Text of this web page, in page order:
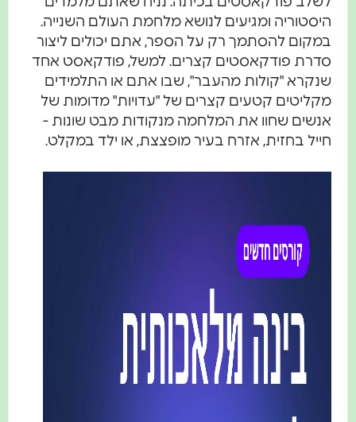
היסטוריה ומגיעים לנושא מלחמת העולם השנייה.
במקום להסתמך רק על הספר, אתם יכולים ליצור
סדרת פודקאסטים קצרים. למשל, פודקאסט אחד
שנקרא "קולות מהעבר", שבו אתם או התלמידים
מקליטים קטעים קצרים של "עדויות" מדומות של
אנשים שחוו את המלחמה מנקודות מבט שונות -
חייל בחזית, אזרח בעיר מופצצת, או ילד במקלט.